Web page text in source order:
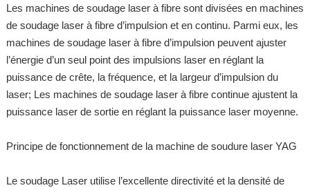
Les machines de soudage laser à fibre sont divisées en machines
de soudage laser à fibre d’impulsion et en continu. Parmi eux, les
machines de soudage laser à fibre d’impulsion peuvent ajuster
l’énergie d’un seul point des impulsions laser en réglant la
puissance de crête, la fréquence, et la largeur d’impulsion du
laser; Les machines de soudage laser à fibre continue ajustent la
puissance laser de sortie en réglant la puissance laser moyenne.
Principe de fonctionnement de la machine de soudure laser YAG
Le soudage Laser utilise l’excellente directivité et la densité de